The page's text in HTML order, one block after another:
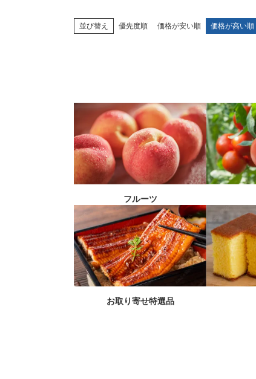
並び替え 優先度順 価格が安い順 価格が高い順
フルーツ
お取り寄せ特選品